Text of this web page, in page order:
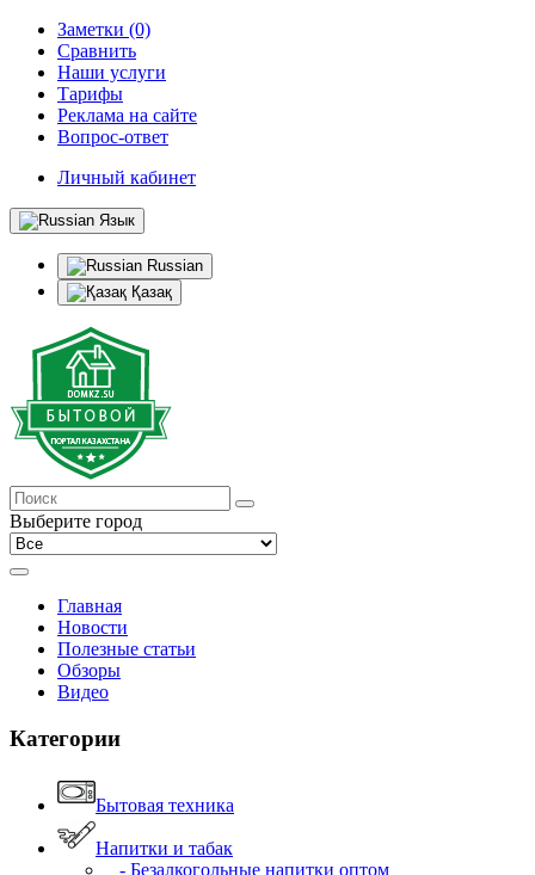
Заметки (0)
Сравнить
Наши услуги
Тарифы
Реклама на сайте
Вопрос-ответ
Личный кабинет
Язык
Russian
Қазақ
Выберите город
Главная
Новости
Полезные статьи
Обзоры
Видео
Категории
Бытовая техника
Напитки и табак
- Безалкогольные напитки оптом